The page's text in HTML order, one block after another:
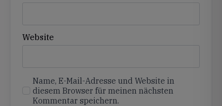
Website
Name, E-Mail-Adresse und Website in
diesem Browser für meinen nächsten
Kommentar speichern.